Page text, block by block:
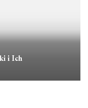
i Ich